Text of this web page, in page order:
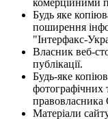
Будь яке
поширення
"Інтерфакс-
Власник веб-
публікації.
Будь-яке
фотографічних
правовласника
Матеріали